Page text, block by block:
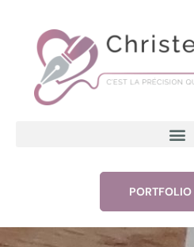
PORTFOLIO